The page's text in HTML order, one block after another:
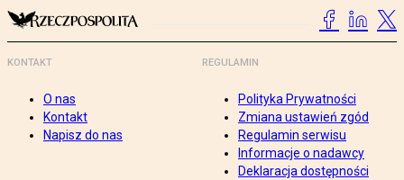
KONTAKT
O nas
Kontakt
Napisz do nas
REGULAMIN
Polityka Prywatności
Zmiana ustawień zgód
Regulamin serwisu
Informacje o nadawcy
Deklaracja dostępności